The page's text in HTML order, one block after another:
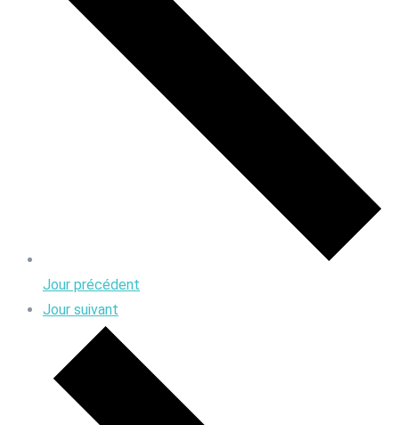
Jour précédent
Jour suivant